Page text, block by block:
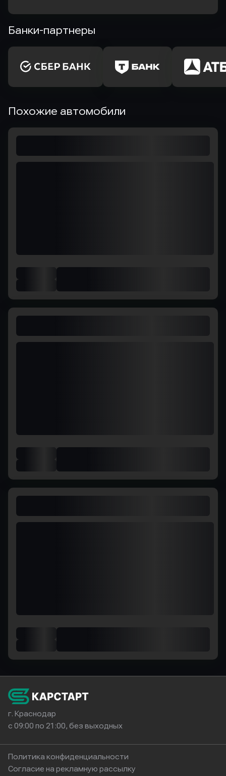
Банки-партнеры
Похожие автомобили
г. Краснодар
с 09:00 по 21:00, без выходных
Политика конфиденциальности
Согласие на рекламную рассылку